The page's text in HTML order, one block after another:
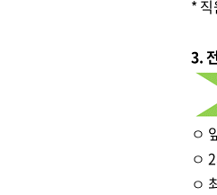
*
3.
ㅇ
ㅇ
ㅇ